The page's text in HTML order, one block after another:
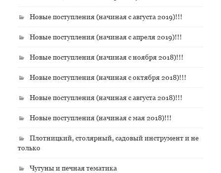
Новые поступления (начиная с августа 2019)!!!
Новые поступления (начиная с апреля 2019)!!!
Новые поступления (начиная с ноября 2018)!!!
Новые поступления (начиная с октября 2018)!!!
Новые поступления (начиная с августа 2018)!!!
Новые поступления (начиная с мая 2018)!!!
Плотницкий, столярный, садовый инструмент и не
только
Чугуны и печная тематика